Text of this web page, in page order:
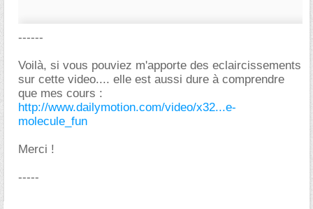
------
Voilà, si vous pouviez m'apporte des eclaircissements
sur cette video.... elle est aussi dure à comprendre
que mes cours :
http://www.dailymotion.com/video/x32...e-
molecule_fun
Merci !
-----